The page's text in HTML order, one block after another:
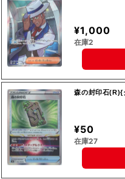
¥1,000
在庫2
森の封印石(R){
¥50
在庫27